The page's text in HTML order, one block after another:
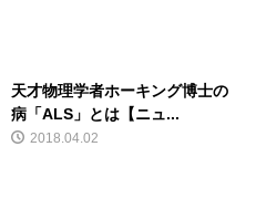
天才物理学者ホーキング博士の
病「ALS」とは【ニュ...
2018.04.02